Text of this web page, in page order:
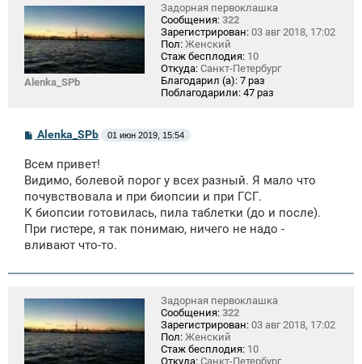
Alenka_SPb
Задорная первоклашка
Сообщения: 322
Зарегистрирован: 03 авг 2018, 17:02
Пол: Женский
Стаж бесплодия: 10
Откуда: Санкт-Петербург
Благодарил (а): 7 раз
Поблагодарили: 47 раз
С
о
б
щ
н
и
Alenka_SPb 01 июн 2019, 15:54
Всем привет!
Видимо, болевой порог у всех разный. Я мало что
почувствовала и при биопсии и при ГСГ.
К биопсии готовилась, пила таблетки (до и после).
При гистере, я так понимаю, ничего не надо -
вливают что-то.
Задорная первоклашка
Сообщения: 322
Зарегистрирован: 03 авг 2018, 17:02
Пол: Женский
Стаж бесплодия: 10
Откуда: Санкт-Петербург